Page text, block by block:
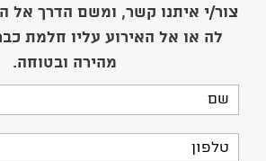
צור/י איתנו קשר, ומשם הדרך אל
לה או אל האירוע עליו חלמת
מהירה ובטוחה.
שם
טלפון